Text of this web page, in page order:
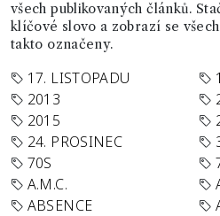
všech publikovaných článků.
klíčové slovo a zobrazí se
takto označeny.
17. LISTOPADU
2013
2015
24. PROSINEC
70S
A.M.C.
ABSENCE